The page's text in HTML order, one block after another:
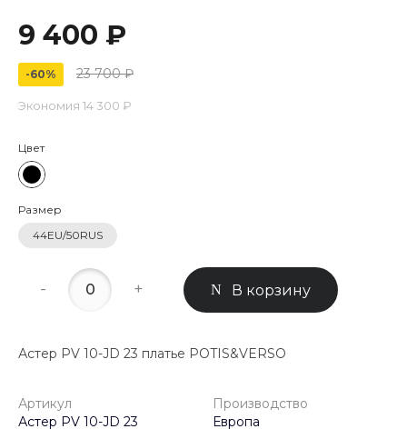
9 400 ₽
-60% 23 700 ₽
Экономия 14 300 ₽
Цвет
Размер
44EU/50RUS
- + В корзину
Астер PV 10-JD 23 платье POTIS&VERSO
Артикул
Астер PV 10-JD 23
Производство
Европа